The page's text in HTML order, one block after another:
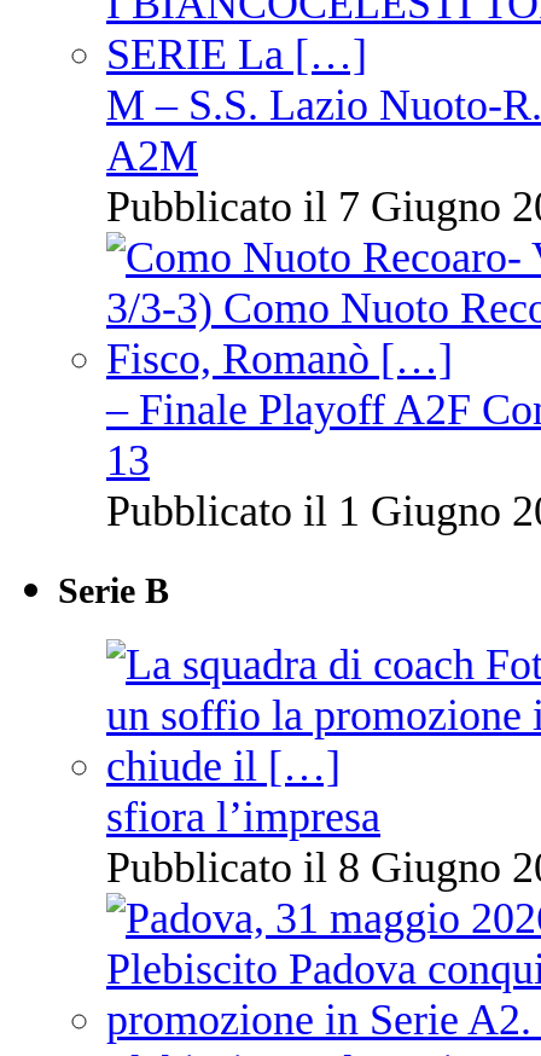
M – S.S. Lazio Nuoto-
A2M
Pubblicato il 7 Giugno
– Finale Playoff A2F
13
Pubblicato il 1 Giugno
Serie B
sfiora l’impresa
Pubblicato il 8 Giugno